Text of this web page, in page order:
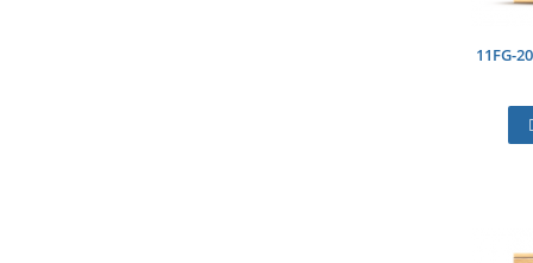
11FG-